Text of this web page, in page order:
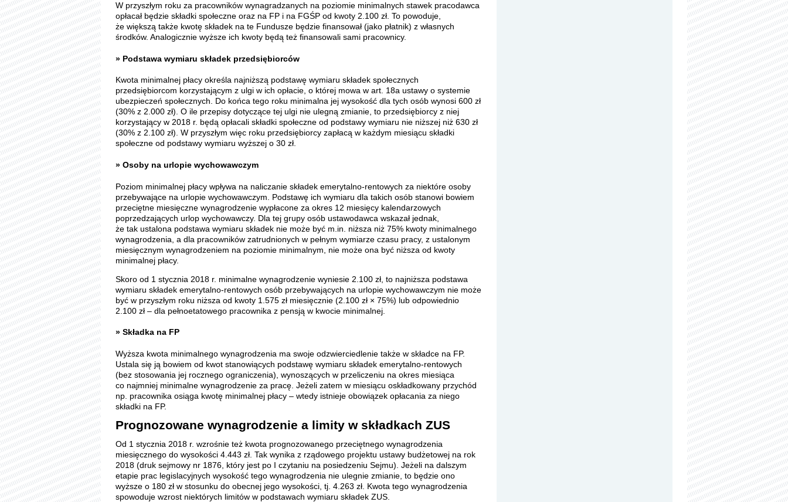
W przyszłym roku za pracowników wynagradzanych na poziomie minimalnych stawek pracodawca
opłacał będzie składki społeczne oraz na FP i na FGŚP od kwoty 2.100 zł. To powoduje,
że większą także kwotę składek na te Fundusze będzie finansował (jako płatnik) z własnych
środków. Analogicznie wyższe ich kwoty będą też finansowali sami pracownicy.
» Podstawa wymiaru składek przedsiębiorców
Kwota minimalnej płacy określa najniższą podstawę wymiaru składek społecznych
przedsiębiorcom korzystającym z ulgi w ich opłacie, o której mowa w art. 18a ustawy o systemie
ubezpieczeń społecznych. Do końca tego roku minimalna jej wysokość dla tych osób wynosi 600 zł
(30% z 2.000 zł). O ile przepisy dotyczące tej ulgi nie ulegną zmianie, to przedsiębiorcy z niej
korzystający w 2018 r. będą opłacali składki społeczne od podstawy wymiaru nie niższej niż 630 zł
(30% z 2.100 zł). W przyszłym więc roku przedsiębiorcy zapłacą w każdym miesiącu składki
społeczne od podstawy wymiaru wyższej o 30 zł.
» Osoby na urlopie wychowawczym
Poziom minimalnej płacy wpływa na naliczanie składek emerytalno-rentowych za niektóre osoby
przebywające na urlopie wychowawczym. Podstawę ich wymiaru dla takich osób stanowi bowiem
przeciętne miesięczne wynagrodzenie wypłacone za okres 12 miesięcy kalendarzowych
poprzedzających urlop wychowawczy. Dla tej grupy osób ustawodawca wskazał jednak,
że tak ustalona podstawa wymiaru składek nie może być m.in. niższa niż 75% kwoty minimalnego
wynagrodzenia, a dla pracowników zatrudnionych w pełnym wymiarze czasu pracy, z ustalonym
miesięcznym wynagrodzeniem na poziomie minimalnym, nie może ona być niższa od kwoty
minimalnej płacy.
Skoro od 1 stycznia 2018 r. minimalne wynagrodzenie wyniesie 2.100 zł, to najniższa podstawa
wymiaru składek emerytalno-rentowych osób przebywających na urlopie wychowawczym nie może
być w przyszłym roku niższa od kwoty 1.575 zł miesięcznie (2.100 zł × 75%) lub odpowiednio
2.100 zł – dla pełnoetatowego pracownika z pensją w kwocie minimalnej.
» Składka na FP
Wyższa kwota minimalnego wynagrodzenia ma swoje odzwierciedlenie także w składce na FP.
Ustala się ją bowiem od kwot stanowiących podstawę wymiaru składek emerytalno-rentowych
(bez stosowania jej rocznego ograniczenia), wynoszących w przeliczeniu na okres miesiąca
co najmniej minimalne wynagrodzenie za pracę. Jeżeli zatem w miesiącu oskładkowany przychód
np. pracownika osiąga kwotę minimalnej płacy – wtedy istnieje obowiązek opłacania za niego
składki na FP.
Prognozowane wynagrodzenie a limity w składkach ZUS
Od 1 stycznia 2018 r. wzrośnie też kwota prognozowanego przeciętnego wynagrodzenia
miesięcznego do wysokości 4.443 zł. Tak wynika z rządowego projektu ustawy budżetowej na rok
2018 (druk sejmowy nr 1876, który jest po I czytaniu na posiedzeniu Sejmu). Jeżeli na dalszym
etapie prac legislacyjnych wysokość tego wynagrodzenia nie ulegnie zmianie, to będzie ono
wyższe o 180 zł w stosunku do obecnej jego wysokości, tj. 4.263 zł. Kwota tego wynagrodzenia
spowoduje wzrost niektórych limitów w podstawach wymiaru składek ZUS.